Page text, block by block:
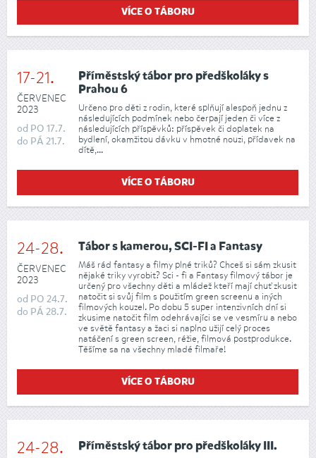
VÍCE O TÁBORU
17-21.
ČERVENEC
2023
od PO 17.7.
do PÁ 21.7.
Příměstský tábor pro předškoláky s
Prahou 6
Určeno pro děti z rodin, které splňují alespoň jednu z
následujících podmínek nebo čerpají jeden či více z
následujících příspěvků: příspěvek či doplatek na
bydlení, okamžitou dávku v hmotné nouzi, přídavek na
dítě,...
VÍCE O TÁBORU
24-28.
ČERVENEC
2023
od PO 24.7.
do PÁ 28.7.
Tábor s kamerou, SCI-FI a Fantasy
Máš rád fantasy a filmy plné triků? Chceš si sám zkusit
nějaké triky vyrobit? Sci - fi a Fantasy filmový tábor je
určený pro všechny děti a mládež kteří mají chuť zkusit
natočit si svůj film s použitím green screenu a iných
filmových kouzel. Po dobu 5 super intenzivních dní si
zkusime natočit film odehrávajíci se ve vesmíru a nebo
ve světě fantasy a žaci si naplno užijí celý proces
natáčení s green screen, réžie, filmová postprodukce.
Těšíme sa na všechny mladé filmaře!
VÍCE O TÁBORU
24-28. Příměstský tábor pro předškoláky III.